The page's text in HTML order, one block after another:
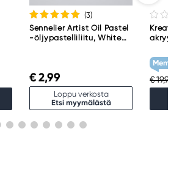
(3)
Sennelier Artist Oil Pastel
-öljypastelliliitu, White
€ 2,99
Loppu verkosta
Etsi myymälästä
€